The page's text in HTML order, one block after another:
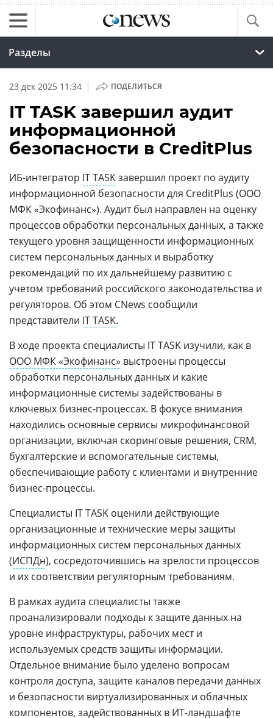
Разделы
23 дек 2025 11:34 | ПОДЕЛИТЬСЯ
IT TASK завершил аудит
информационной
безопасности в CreditPlus
ИБ-интегратор IT TASKзавершил проект по аудиту
информационной безопасности для CreditPlus (ООО
МФК «Экофинанс»). Аудит был направлен на оценку
процессов обработки персональных данных, а также
текущего уровня защищенности информационных
систем персональных данных и выработку
рекомендаций по их дальнейшему развитию с
учетом требований российского законодательства и
регуляторов. Об этом CNews сообщили
представители IT TASK.
В ходе проекта специалисты IT TASK изучили, как в
ООО МФК «Экофинанс» выстроены процессы
обработки персональных данных и какие
информационные системы задействованы в
ключевых бизнес-процессах. В фокусе внимания
находились основные сервисы микрофинансовой
организации, включая скоринговые решения, CRM,
бухгалтерские и вспомогательные системы,
обеспечивающие работу с клиентами и внутренние
бизнес-процессы.
Специалисты IT TASK оценили действующие
организационные и технические меры защиты
информационных систем персональных данных
(ИСПДн), сосредоточившись на зрелости процессов
и их соответствии регуляторным требованиям.
В рамках аудита специалисты также
проанализировали подходы к защите данных на
уровне инфраструктуры, рабочих мест и
используемых средств защиты информации.
Отдельное внимание было уделено вопросам
контроля доступа, защите каналов передачи данных
и безопасности виртуализированных и облачных
компонентов, задействованных в ИТ-ландшафте